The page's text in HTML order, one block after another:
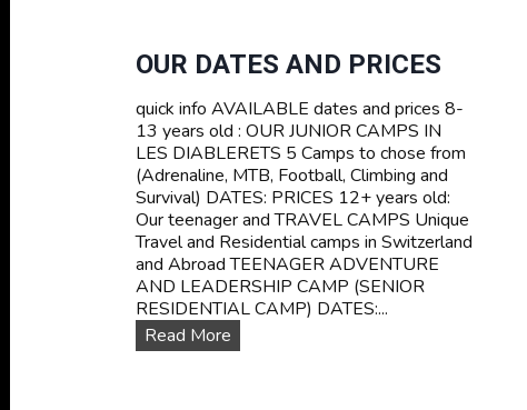
T
Z
R
L
A
N
D
R
A
V
E
L
C
a
m
p
s
f
o
r
t
OUR DATES AND PRICES
quick info AVAILABLE dates and prices 8-
13 years old : OUR JUNIOR CAMPS IN
LES DIABLERETS 5 Camps to chose from
(Adrenaline, MTB, Football, Climbing and
Survival) DATES: PRICES 12+ years old:
Our teenager and TRAVEL CAMPS Unique
Travel and Residential camps in Switzerland
and Abroad TEENAGER ADVENTURE
AND LEADERSHIP CAMP (SENIOR
RESIDENTIAL CAMP) DATES:...
Read MoreO
u